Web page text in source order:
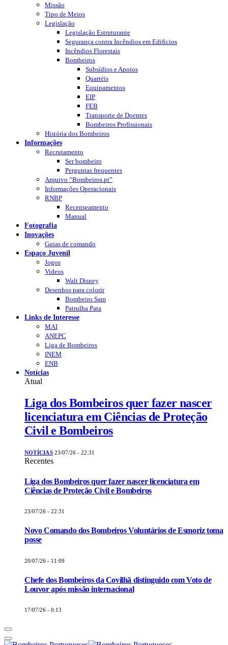
Missão
Tipo de Meios
Legislação
Legislação Estruturante
Segurança contra Incêndios em Edificios
Incêndios Florestais
Bombeiros
Subsídios e Apoios
Quartéis
Equipamentos
EIP
FEB
Transporte de Doentes
Bombeiros Profissionais
História dos Bombeiros
Informações
Recrutamento
Ser bombeiro
Perguntas frequentes
Arquivo “Bombeiros.pt”
Informações Operacionais
RNBP
Recenseamento
Manual
Fotografia
Inovações
Guias de comando
Espaço Juvenil
Jogos
Videos
Walt Disney
Desenhos para colorir
Bombeiro Sam
Patrulha Pata
Links de Interesse
MAI
ANEPC
Liga de Bombeiros
INEM
ENB
Notícias
Atual
Liga dos Bombeiros quer fazer nascer
licenciatura em Ciências de Proteção
Civil e Bombeiros
NOTÍCIAS 23/07/26 - 22:31
Recentes
Liga dos Bombeiros quer fazer nascer licenciatura em
Ciências de Proteção Civil e Bombeiros
23/07/26 - 22:31
Novo Comando dos Bombeiros Voluntários de Esmoriz toma
posse
20/07/26 - 11:09
Chefe dos Bombeiros da Covilhã distinguido com Voto de
Louvor após missão internacional
17/07/26 - 0:13